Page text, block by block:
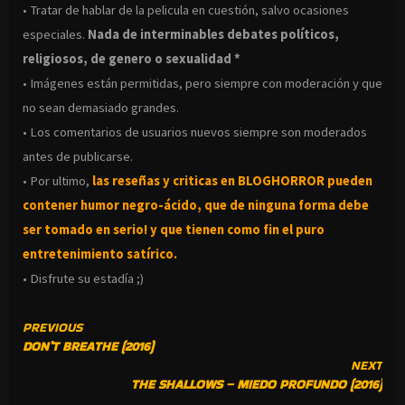
• Tratar de hablar de la pelicula en cuestión, salvo ocasiones
especiales. Nada de interminables debates políticos,
religiosos, de genero o sexualidad *
• Imágenes están permitidas, pero siempre con moderación y que
no sean demasiado grandes.
• Los comentarios de usuarios nuevos siempre son moderados
antes de publicarse.
• Por ultimo, las reseñas y criticas en BLOGHORROR pueden
contener humor negro-ácido, que de ninguna forma debe
ser tomado en serio! y que tienen como fin el puro
entretenimiento satírico.
• Disfrute su estadía ;)
CONTINUE
READING
PREVIOUS
DON’T BREATHE (2016)
NEXT
THE SHALLOWS – MIEDO PROFUNDO (2016)